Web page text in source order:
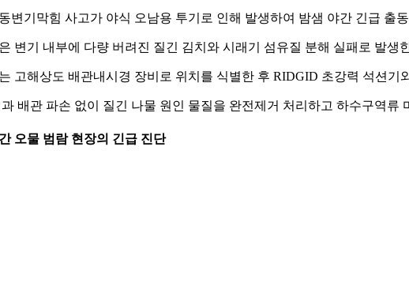
변기막힘 사고가 야식 오남용 투기로 인해 발생하여 밤샘 야간 긴급 출
변기 내부에 다량 버려진 질긴 김치와 시래기 섬유질 분해 실패로 발생
고해상도 배관내시경 장비로 위치를 식별한 후 RIDGID 초강력 석션기
배관 파손 없이 질긴 나물 원인 물질을 완전제거 처리하고 하수구역류
오물 범람 현장의 긴급 진단